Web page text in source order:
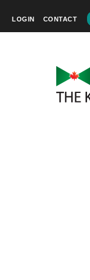
LOGIN CONTACT